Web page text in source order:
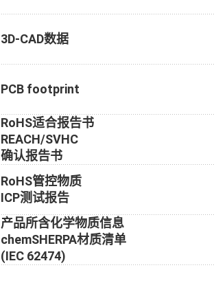
3D-CAD数据
PCB footprint
RoHS适合报告书
REACH/SVHC
确认报告书
RoHS管控物质
ICP测试报告
产品所含化学物质信息
chemSHERPA材质清单
(IEC 62474)